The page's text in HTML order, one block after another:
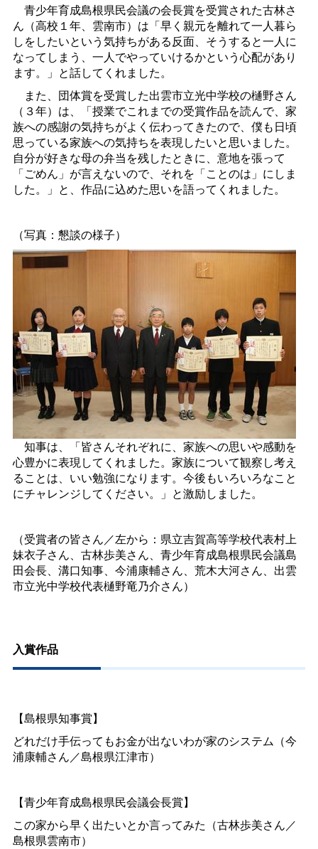
青少年育成島根県民会議の会長賞を受賞された古林さ
ん（高校１年、雲南市）は「早く親元を離れて一人暮ら
しをしたいという気持ちがある反面、そうすると一人に
なってしまう、一人でやっていけるかという心配があり
ます。」と話してくれました。
また、団体賞を受賞した出雲市立光中学校の樋野さん
（３年）は、「授業でこれまでの受賞作品を読んで、家
族への感謝の気持ちがよく伝わってきたので、僕も日頃
思っている家族への気持ちを表現したいと思いました。
自分が好きな母の弁当を残したときに、意地を張って
「ごめん」が言えないので、それを「ことのは」にしま
した。」と、作品に込めた思いを語ってくれました。
（写真：懇談の様子）
知事は、「皆さんそれぞれに、家族への思いや感動を
心豊かに表現してくれました。家族について観察し考え
ることは、いい勉強になります。今後もいろいろなこと
にチャレンジしてください。」と激励しました。
（受賞者の皆さん／左から：県立吉賀高等学校代表村上
妹衣子さん、古林歩美さん、青少年育成島根県民会議島
田会長、溝口知事、今浦康輔さん、荒木大河さん、出雲
市立光中学校代表樋野竜乃介さん）
入賞作品
【島根県知事賞】
どれだけ手伝ってもお金が出ないわが家のシステム（今
浦康輔さん／島根県江津市）
【青少年育成島根県民会議会長賞】
この家から早く出たいとか言ってみた（古林歩美さん／
島根県雲南市）